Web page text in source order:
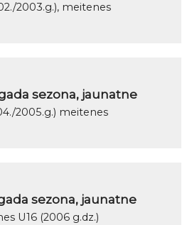
2003.g.), meitenes
sezona, jaunatne
2005.g.) meitenes
sezona, jaunatne
U16 (2006 g.dz.)